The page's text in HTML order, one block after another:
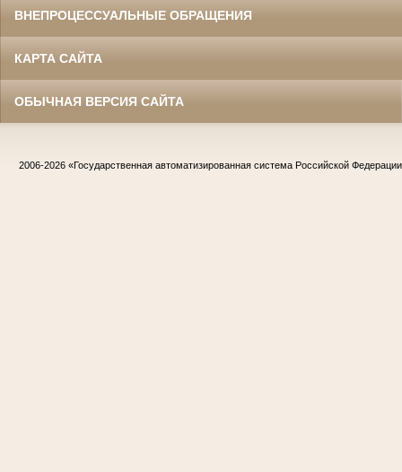
ВНЕПРОЦЕССУАЛЬНЫЕ ОБРАЩЕНИЯ
КАРТА САЙТА
ОБЫЧНАЯ ВЕРСИЯ САЙТА
2006-2026 «Государственная автоматизированная система Российской